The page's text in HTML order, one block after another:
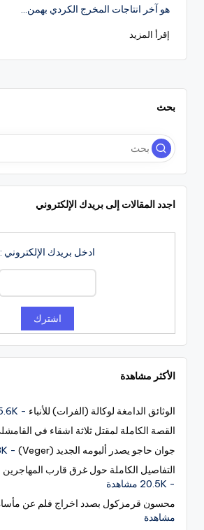
هو آخر انتاجات المخرج الكردي بهمن…
إقرأ المزيد
بحث
اجدد المقالات إلى بريدك الإلكتروني
ادخل بريدك الإلكتروني :
الأكثر مشاهدة
الوثائق الدامغة لوكالة (الفرات) للأنباء - 245.6K مشاهدة
القصة الكاملة لمقتل ثلاثة اشقاء في
جوان حاجو يصدر ألبومه الجديد (Veger)
- 25.3K مشاهدة
التفاصيل الكاملة حول غرق قارب المهاجرين
- 20.5K مشاهدة
محسون قرمزكول بصدد اخراج فلم عن
مشاهدة